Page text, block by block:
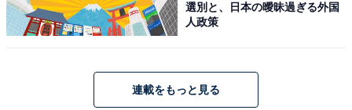
選別と、日本の曖昧過ぎる外国
人政策
連載をもっと見る